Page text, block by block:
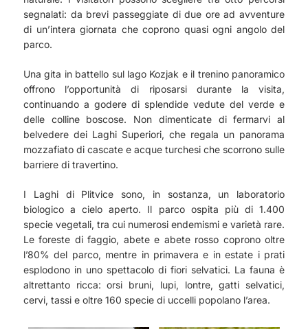
segnalati: da brevi passeggiate di due ore ad avventure
di un’intera giornata che coprono quasi ogni angolo del
parco.
Una gita in battello sul lago Kozjak e il trenino panoramico
offrono l’opportunità di riposarsi durante la visita,
continuando a godere di splendide vedute del verde e
delle colline boscose. Non dimenticate di fermarvi al
belvedere dei Laghi Superiori, che regala un panorama
mozzafiato di cascate e acque turchesi che scorrono sulle
barriere di travertino.
I Laghi di Plitvice sono, in sostanza, un laboratorio
biologico a cielo aperto. Il parco ospita più di 1.400
specie vegetali, tra cui numerosi endemismi e varietà rare.
Le foreste di faggio, abete e abete rosso coprono oltre
l’80% del parco, mentre in primavera e in estate i prati
esplodono in uno spettacolo di fiori selvatici. La fauna è
altrettanto ricca: orsi bruni, lupi, lontre, gatti selvatici,
cervi, tassi e oltre 160 specie di uccelli popolano l’area.